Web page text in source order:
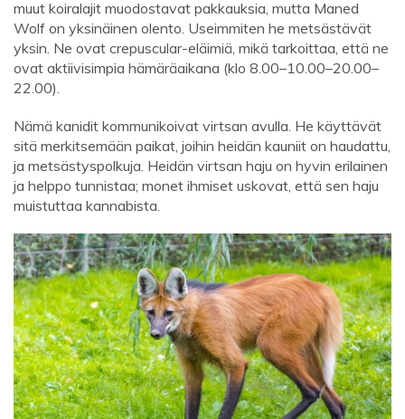
muut koiralajit muodostavat pakkauksia, mutta Maned
Wolf on yksinäinen olento. Useimmiten he metsästävät
yksin. Ne ovat crepuscular-eläimiä, mikä tarkoittaa, että ne
ovat aktiivisimpia hämäräaikana (klo 8.00–10.00–20.00–
22.00).
Nämä kanidit kommunikoivat virtsan avulla. He käyttävät
sitä merkitsemään paikat, joihin heidän kauniit on haudattu,
ja metsästyspolkuja. Heidän virtsan haju on hyvin erilainen
ja helppo tunnistaa; monet ihmiset uskovat, että sen haju
muistuttaa kannabista.